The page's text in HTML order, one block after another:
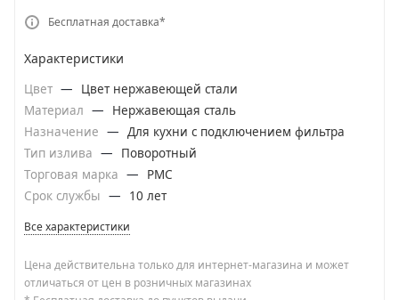
Бесплатная доставка*
Характеристики
Цвет —
Цвет нержавеющей стали
Материал —
Нержавеющая сталь
Назначение — Для кухни с подключением фильтра
Тип излива —
Поворотный
Торговая марка —
РМС
Срок службы — 10 лет
Все характеристики
Цена действительна только для интернет-магазина и может
отличаться от цен в розничных магазинах